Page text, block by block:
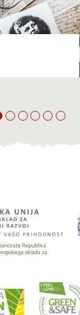
Republika
sklada za